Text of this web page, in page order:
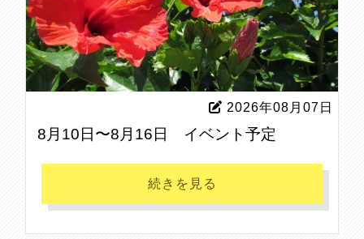
2026年08月07日
8月10日〜8月16日 イベント予定
続きを見る